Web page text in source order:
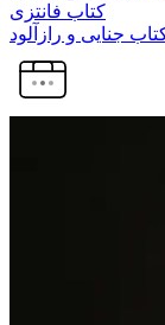
کتاب فانتزی
جنایی و رازآلود